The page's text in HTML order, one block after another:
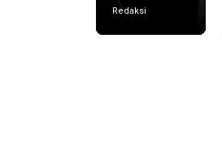
Redaksi